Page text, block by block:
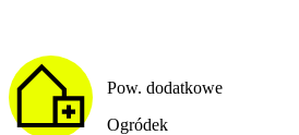
Pow. dodatkowe
Ogródek